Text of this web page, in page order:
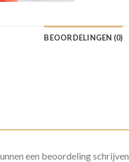
BEOORDELINGEN (0)
een beoordeling schrijven.